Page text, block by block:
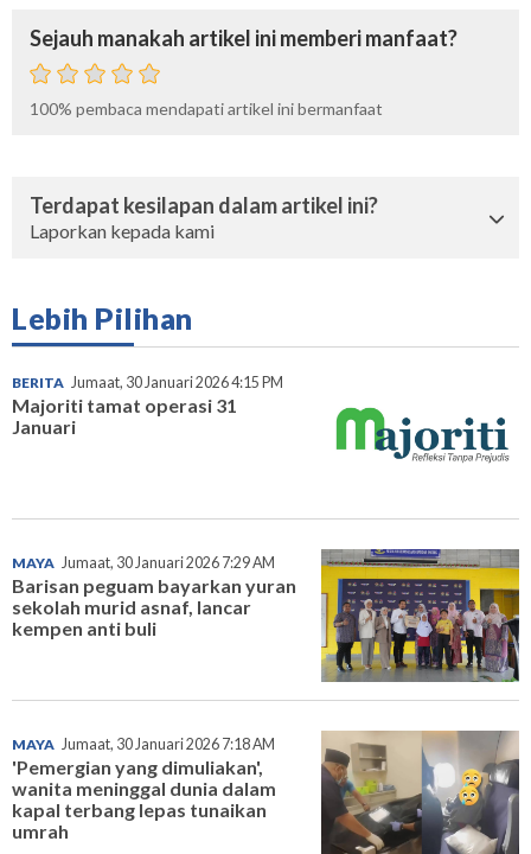
Sejauh manakah artikel ini memberi manfaat?
100% pembaca mendapati artikel ini bermanfaat
Terdapat kesilapan dalam artikel ini?
Laporkan kepada kami
Lebih Pilihan
BERITA Jumaat, 30 Januari 2026 4:15 PM
Majoriti tamat operasi 31
Januari
MAYA Jumaat, 30 Januari 2026 7:29 AM
Barisan peguam bayarkan yuran
sekolah murid asnaf, lancar
kempen anti buli
MAYA Jumaat, 30 Januari 2026 7:18 AM
'Pemergian yang dimuliakan',
wanita meninggal dunia dalam
kapal terbang lepas tunaikan
umrah